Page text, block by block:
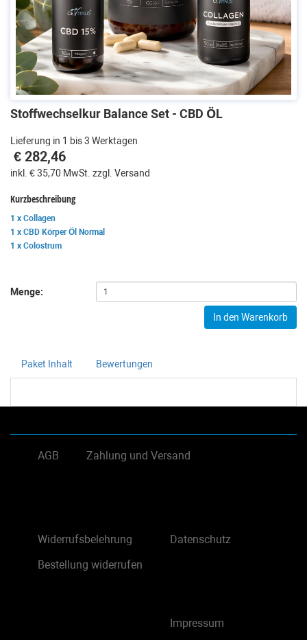
Stoffwechselkur Balance Set - CBD ÖL
Lieferung in 1 bis 3 Werktagen
€ 282,46
inkl. € 35,70 MwSt. zzgl. Versand
Kurzbeschreibung
1 x Collagen
1 x CBD Körper Öl Normal
1 x Colostrum
Menge:
In den Warenkorb
Paket Inhalt Bewertungen
AGB Zahlung und Versand
Widerrufsbelehrung
Bestellung widerrufen
Datenschutz
Impressum